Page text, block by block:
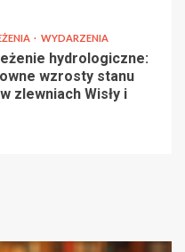
WYDARZENIA
hydrologiczne:
wzrosty stanu
zlewniach Wisły i